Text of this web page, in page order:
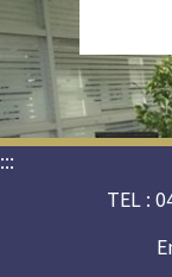
:::
TEL :